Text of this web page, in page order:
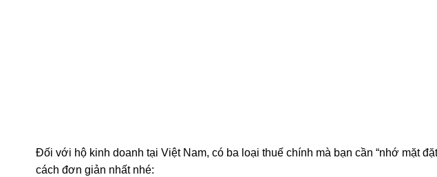
Đối với hộ kinh doanh tại Việt Nam, có ba loại thuế chính mà bạn cần “nhớ mặt
cách đơn giản nhất nhé: